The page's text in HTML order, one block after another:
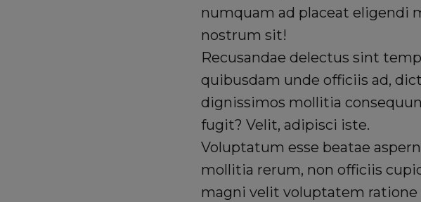
numquam ad placeat eligendi
nostrum sit!
Recusandae delectus sint
quibusdam unde officiis ad,
dignissimos mollitia
fugit? Velit, adipisci iste.
Voluptatum esse beatae
mollitia rerum, non officiis
magni velit voluptatem